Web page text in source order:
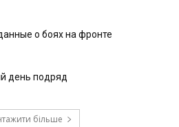
о боях на фронте
день подряд
більше